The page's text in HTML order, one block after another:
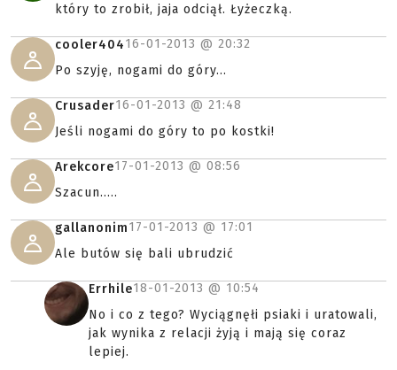
który to zrobił, jaja odciął. Łyżeczką.
cooler40416-01-2013 @ 20:32
Po szyję, nogami do góry...
Crusader16-01-2013 @ 21:48
Jeśli nogami do góry to po kostki!
Arekcore17-01-2013 @ 08:56
Szacun.....
gallanonim17-01-2013 @ 17:01
Ale butów się bali ubrudzić
Errhile18-01-2013 @ 10:54
No i co z tego? Wyciągnęłi psiaki i uratowali,
jak wynika z relacji żyją i mają się coraz
lepiej.